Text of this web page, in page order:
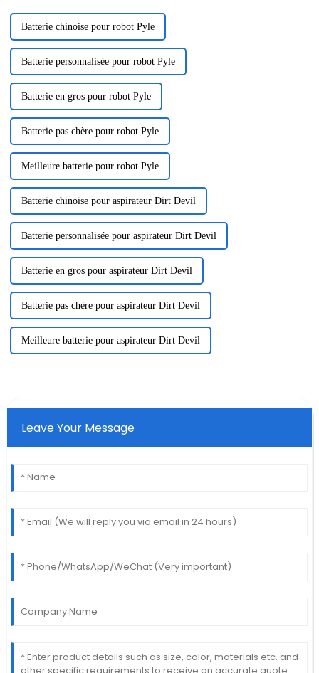
Batterie chinoise pour robot Pyle
Batterie personnalisée pour robot Pyle
Batterie en gros pour robot Pyle
Batterie pas chère pour robot Pyle
Meilleure batterie pour robot Pyle
Batterie chinoise pour aspirateur Dirt Devil
Batterie personnalisée pour aspirateur Dirt Devil
Batterie en gros pour aspirateur Dirt Devil
Batterie pas chère pour aspirateur Dirt Devil
Meilleure batterie pour aspirateur Dirt Devil
Leave Your Message